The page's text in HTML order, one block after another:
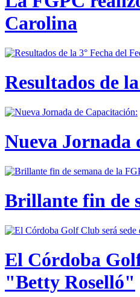
Carolina
Resultados de
Nueva
Brillante fin de
El Córdoba
"Betty Roselló"